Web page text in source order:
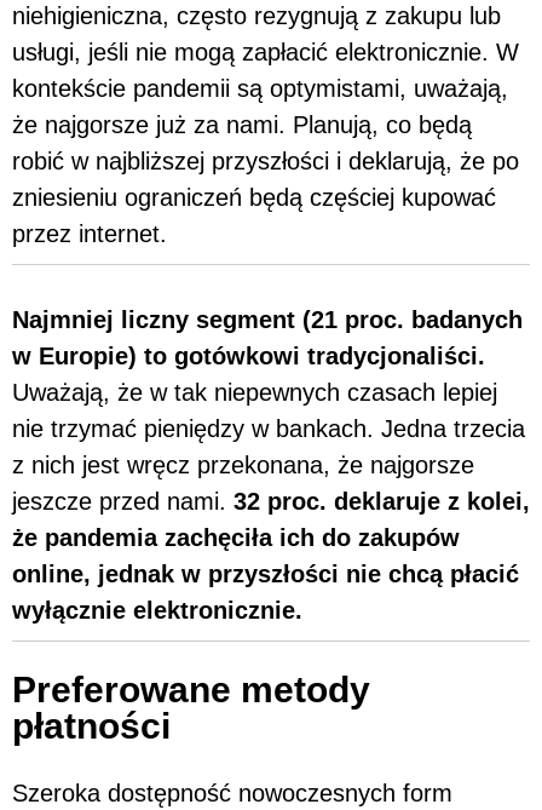
niehigieniczna, często rezygnują z zakupu lub
usługi, jeśli nie mogą zapłacić elektronicznie. W
kontekście pandemii są optymistami, uważają,
że najgorsze już za nami. Planują, co będą
robić w najbliższej przyszłości i deklarują, że po
zniesieniu ograniczeń będą częściej kupować
przez internet.
Najmniej liczny segment (21 proc. badanych
w Europie) to gotówkowi tradycjonaliści.
Uważają, że w tak niepewnych czasach lepiej
nie trzymać pieniędzy w bankach. Jedna trzecia
z nich jest wręcz przekonana, że najgorsze
jeszcze przed nami. 32 proc. deklaruje z kolei,
że pandemia zachęciła ich do zakupów
online, jednak w przyszłości nie chcą płacić
wyłącznie elektronicznie.
Preferowane metody
płatności
Szeroka dostępność nowoczesnych form